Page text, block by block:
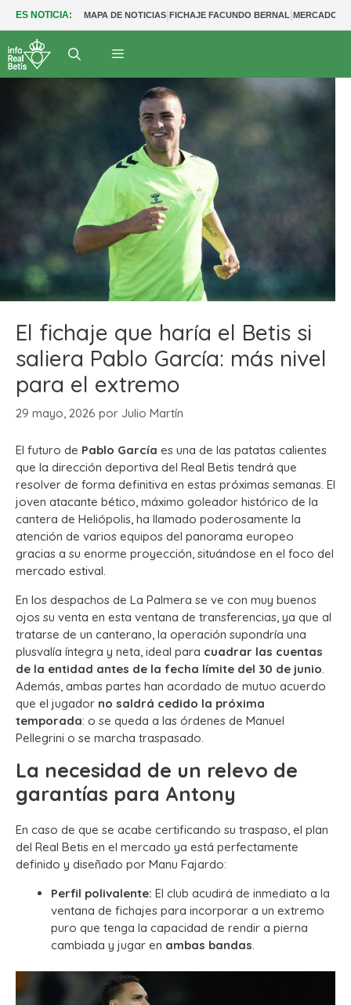
ES NOTICIA: MAPA DE NOTICIAS|FICHAJE FACUNDO BERNAL|MERCADO
El fichaje que haría el Betis si
saliera Pablo García: más nivel
para el extremo
29 mayo, 2026 por Julio Martín
El futuro de Pablo García es una de las patatas calientes
que la dirección deportiva del Real Betis tendrá que
resolver de forma definitiva en estas próximas semanas. El
joven atacante bético, máximo goleador histórico de la
cantera de Heliópolis, ha llamado poderosamente la
atención de varios equipos del panorama europeo
gracias a su enorme proyección, situándose en el foco del
mercado estival.
En los despachos de La Palmera se ve con muy buenos
ojos su venta en esta ventana de transferencias, ya que al
tratarse de un canterano, la operación supondría una
plusvalía íntegra y neta, ideal para cuadrar las cuentas
de la entidad antes de la fecha límite del 30 de junio.
Además, ambas partes han acordado de mutuo acuerdo
que el jugador no saldrá cedido la próxima
temporada: o se queda a las órdenes de Manuel
Pellegrini o se marcha traspasado.
La necesidad de un relevo de
garantías para Antony
En caso de que se acabe certificando su traspaso, el plan
del Real Betis en el mercado ya está perfectamente
definido y diseñado por Manu Fajardo:
Perfil polivalente: El club acudirá de inmediato a la
ventana de fichajes para incorporar a un extremo
puro que tenga la capacidad de rendir a pierna
cambiada y jugar en ambas bandas.